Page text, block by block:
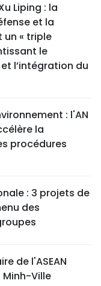
Liping : la
et la
« triple
le
l’intégration du
: l'AN
la
procédures
: 3 projets de
des
de l'ASEAN
Minh-Ville